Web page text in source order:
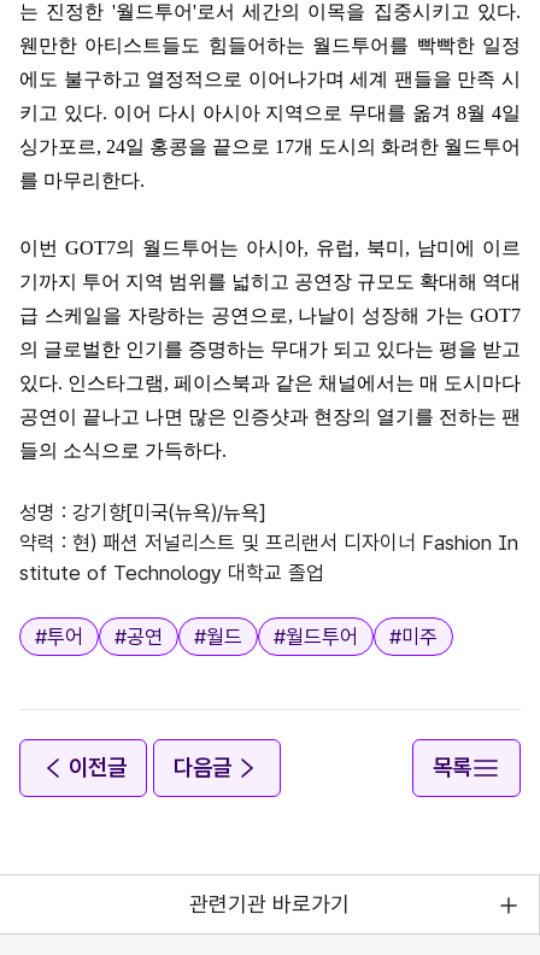
는 진정한 '월드투어'로서 세간의 이목을 집중시키고 있다.
웬만한 아티스트들도 힘들어하는 월드투어를 빡빡한 일정
에도 불구하고 열정적으로 이어나가며 세계 팬들을 만족 시
키고 있다. 이어 다시 아시아 지역으로 무대를 옮겨8월4일
싱가포르, 24일 홍콩을 끝으로 17개 도시의 화려한 월드투어
를 마무리한다.
이번 GOT7의 월드투어는 아시아, 유럽, 북미 , 남미에 이르
기까지 투어 지역 범위를 넓히고 공연장 규모도 확대해 역대
급 스케일을 자랑하는 공연으로, 나날이 성장해 가는GOT7
의 글로벌한 인기를 증명하는 무대가 되고 있다는 평을 받고
있다. 인스타그램, 페이스북과 같은 채널에서는 매 도시마다
공연이 끝나고 나면 많은 인증샷과 현장의 열기를 전하는 팬
들의 소식으로 가득하다.
성명 : 강기향[미국(뉴욕)/뉴욕]
약력 : 현) 패션 저널리스트 및 프리랜서 디자이너 Fashion In
stitute of Technology 대학교 졸업
태그
#투어 #공연 #월드 #월드투어 #미주
이전글 다음글 목록
관련기관 바로가기